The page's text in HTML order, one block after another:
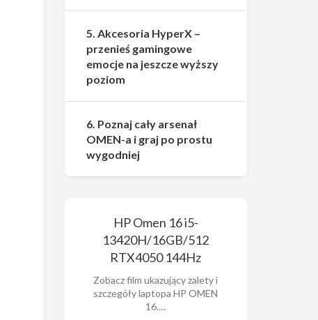
5. Akcesoria HyperX –
przenieś gamingowe
emocje na jeszcze wyższy
poziom
6. Poznaj cały arsenał
OMEN-a i graj po prostu
wygodniej
HP Omen 16 i5-
13420H/16GB/512
RTX4050 144Hz
Zobacz film ukazujący zalety i
szczegóły laptopa HP OMEN
16.…